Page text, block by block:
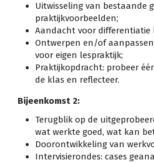
Uitwisseling van bestaande
praktijkvoorbeelden;
Aandacht voor differentiatie
Ontwerpen en/of
voor eigen lespraktijk;
Praktijkopdracht: probeer
de klas en reflecteer.
Bijeenkomst 2:
Terugblik op de
wat werkte goed, wat kan
Doorontwikkeling van
Intervisierondes: cases